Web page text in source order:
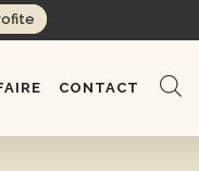
CONTACT